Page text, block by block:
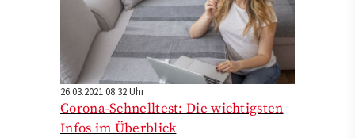
26.03.2021 08:32 Uhr
Corona-Schnelltest: Die wichtigsten
Infos im Überblick